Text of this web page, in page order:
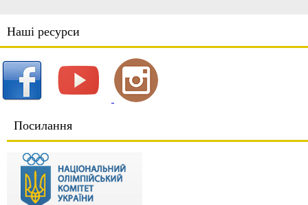
Наші ресурси
Посилання